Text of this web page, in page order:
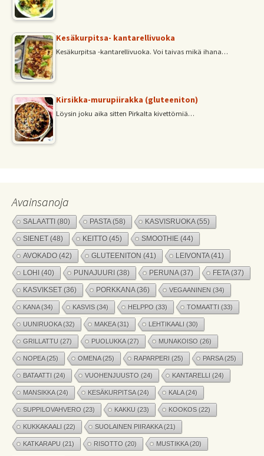
Kesäkurpitsa- kantarellivuoka
Kesäkurpitsa -kantarellivuoka. Voi taivas mikä ihana…
Kirsikka-murupiirakka (gluteeniton)
Löysin joku aika sitten Pirkalta kivettömiä…
Avainsanoja
SALAATTI (80) PASTA(58) KASVISRUOKA(55)
SIENET (48) KEITTO (45) SMOOTHIE (44)
AVOKADO (42) GLUTEENITON (41) LEIVONTA(41)
LOHI (40) PUNAJUURI (38) PERUNA(37) FETA(37)
KASVIKSET (36) PORKKANA(36) VEGAANINEN (34)
KANA(34) KASVIS (34) HELPPO (33) TOMAATTI (33)
UUNIRUOKA(32) MAKEA(31) LEHTIKAALI (30)
GRILLATTU (27) PUOLUKKA(27) MUNAKOISO (26)
NOPEA(25) OMENA(25) RAPARPERI (25) PARSA(25)
BATAATTI (24) VUOHENJUUSTO (24) KANTARELLI (24)
MANSIKKA(24) KESÄKURPITSA(24) KALA(24)
SUPPILOVAHVERO (23) KAKKU (23) KOOKOS (22)
KUKKAKAALI (22) SUOLAINEN PIIRAKKA(21)
KATKARAPU (21) RISOTTO (20) MUSTIKKA(20)